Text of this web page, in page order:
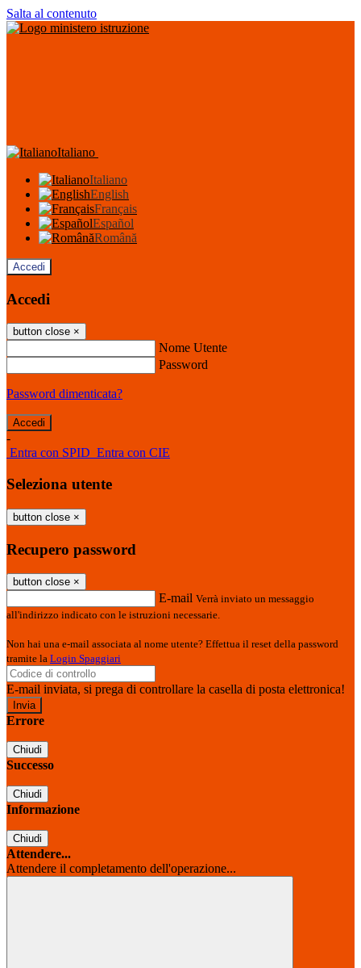
Salta al contenuto
Italiano
Italiano
English
Français
Español
Română
Accedi
Accedi
button close ×
Nome Utente
Password
Password dimenticata?
-
Entra con SPID Entra con CIE
Seleziona utente
button close ×
Recupero password
button close ×
E-mail Verrà inviato un messaggio
all'indirizzo indicato con le istruzioni necessarie.
Non hai una e-mail associata al nome utente? Effettua il reset della password
tramite la Login Spaggiari
E-mail inviata, si prega di controllare la casella di posta elettronica!
Errore
Chiudi
Successo
Chiudi
Informazione
Chiudi
Attendere...
Attendere il completamento dell'operazione...